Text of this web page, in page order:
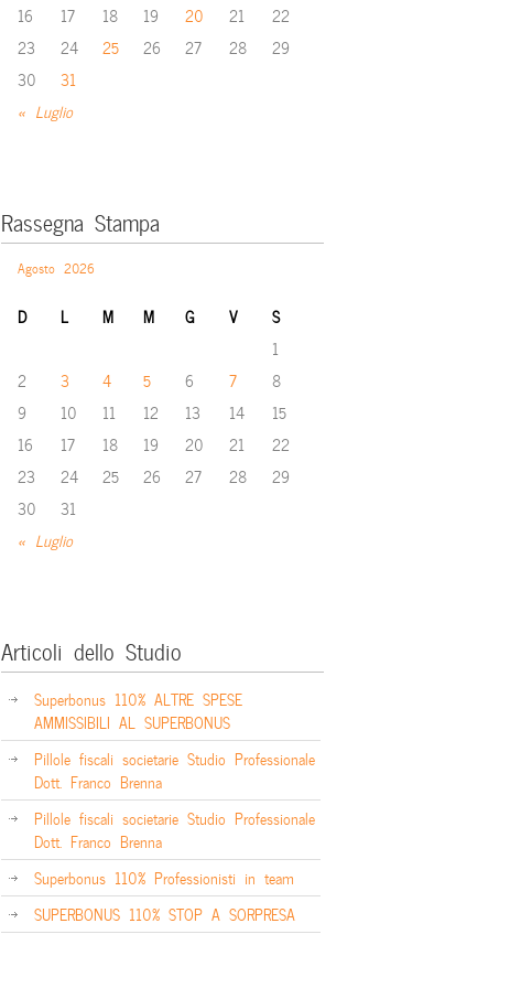
« Luglio
16
17 18 19 20 21
22
23
24 25 26 27 28
29
30
31
Rassegna Stampa
Agosto 2026
D L M M G V S
« Luglio
1
2
3 4 5 6 7
8
9
10 11 12 13 14
15
16
17 18 19 20 21
22
23
24 25 26 27 28
29
30
31
Articoli dello Studio
Superbonus 110% ALTRE SPESE
AMMISSIBILI AL SUPERBONUS
Pillole fiscali societarie Studio Professionale
Dott. Franco Brenna
Pillole fiscali societarie Studio Professionale
Dott. Franco Brenna
Superbonus 110% Professionisti in team
SUPERBONUS 110% STOP A SORPRESA